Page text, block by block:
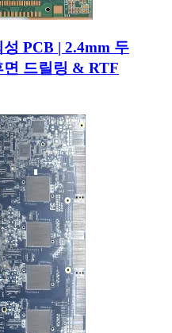
PCB | 2.4mm 두
면 드릴링 & RTF